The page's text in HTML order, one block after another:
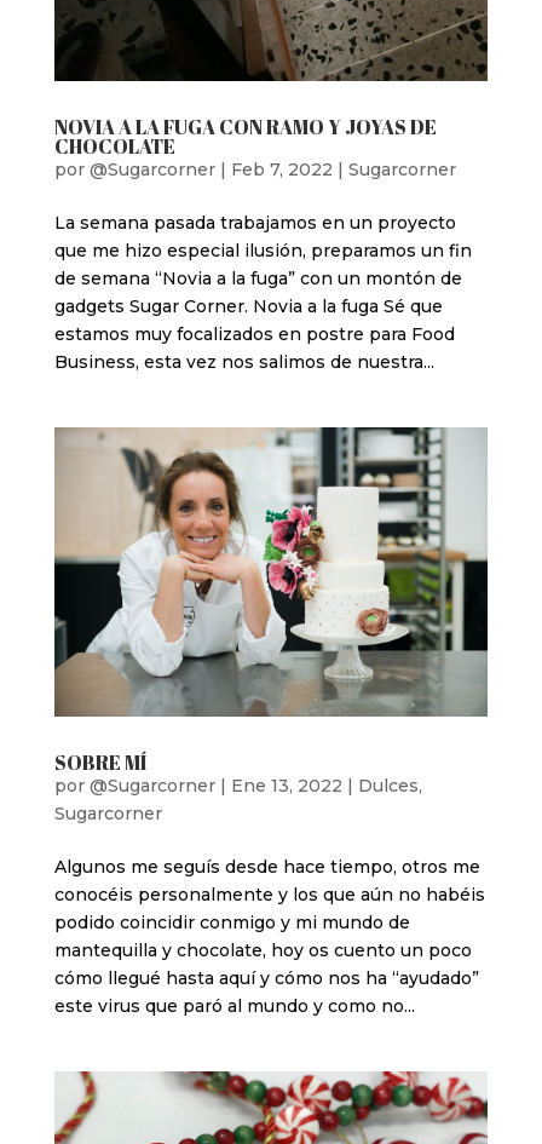
NOVIA A LA FUGA CON RAMO Y JOYAS DE
CHOCOLATE
por @Sugarcorner| Feb 7, 2022 | Sugarcorner
La semana pasada trabajamos en un proyecto
que me hizo especial ilusión, preparamos un fin
de semana “Novia a la fuga” con un montón de
gadgets Sugar Corner. Novia a la fuga Sé que
estamos muy focalizados en postre para Food
Business, esta vez nos salimos de nuestra...
SOBRE MÍ
por @Sugarcorner| Ene 13, 2022 | Dulces,
Sugarcorner
Algunos me seguís desde hace tiempo, otros me
conocéis personalmente y los que aún no habéis
podido coincidir conmigo y mi mundo de
mantequilla y chocolate, hoy os cuento un poco
cómo llegué hasta aquí y cómo nos ha “ayudado”
este virus que paró al mundo y como no...